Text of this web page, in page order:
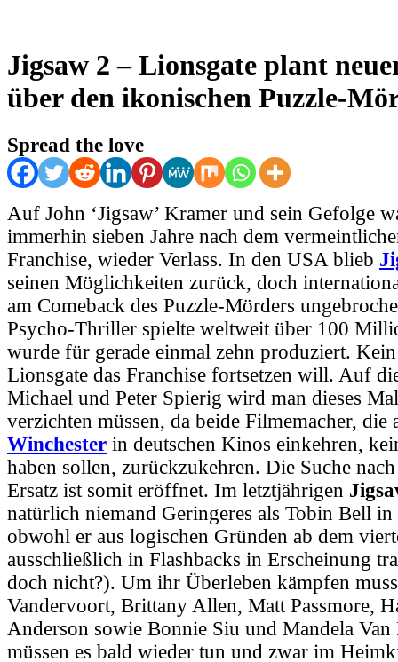
Jigsaw 2 – Lionsgate plant
über den ikonischen Puzzle-
Spread the love
Auf John ‘Jigsaw’ Kramer und sein Gefolge
immerhin sieben Jahre nach dem
Franchise, wieder Verlass. In den USA blieb
seinen Möglichkeiten zurück, doch
am Comeback des Puzzle-Mörders
Psycho-Thriller spielte weltweit über 100
wurde für gerade einmal zehn produziert.
Lionsgate das Franchise fortsetzen will. Auf
Michael und Peter Spierig wird man dieses
verzichten müssen, da beide Filmemacher, die
Winchester in deutschen Kinos einkehren,
haben sollen, zurückzukehren. Die Suche
Ersatz ist somit eröffnet. Im letztjährigen
natürlich niemand Geringeres als Tobin Bell
obwohl er aus logischen Gründen ab dem
ausschließlich in Flashbacks in Erscheinung
doch nicht?). Um ihr Überleben kämpfen
Vandervoort, Brittany Allen, Matt Passmore,
Anderson sowie Bonnie Siu und Mandela Van
müssen es bald wieder tun und zwar im